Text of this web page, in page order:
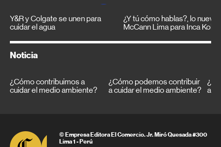
Y&R y Colgate se unen para
cuidar el agua
¿Y tú cómo hablas?, lo nuevo
McCann Lima para Inca Kola
Noticia
¿Cómo contribuimos a
cuidar el medio ambiente?
¿Cómo podemos contribuir
a cuidar el medio ambiente?
a
© Empresa Editora El Comercio. Jr. Miró Quesada #300
Lima 1 - Perú